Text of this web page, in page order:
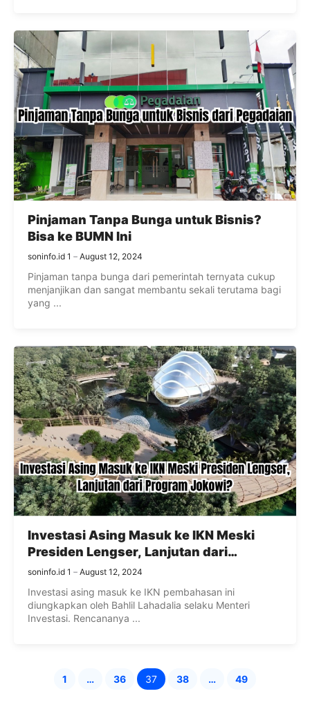
Pinjaman Tanpa Bunga untuk Bisnis?
Bisa ke BUMN Ini
soninfo.id 1 August 12, 2024
Pinjaman tanpa bunga dari pemerintah ternyata cukup
menjanjikan dan sangat membantu sekali terutama bagi
yang ...
Investasi Asing Masuk ke IKN Meski
Presiden Lengser, Lanjutan dari
Program Jokowi?
soninfo.id 1 August 12, 2024
Investasi asing masuk ke IKN pembahasan ini
diungkapkan oleh Bahlil Lahadalia selaku Menteri
Investasi. Rencananya ...
Page
1 … Page
36 Page
37 Page
38 … Page
49